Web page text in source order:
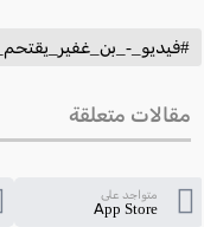
#فيديو_-
مقالات متعلقة
متواجد على
App Store